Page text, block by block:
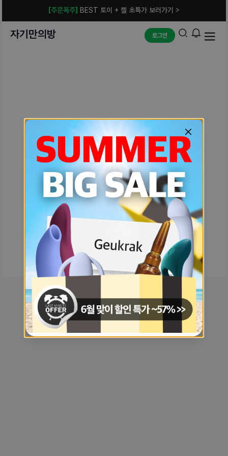
[주문폭주] BEST 토이 + 젤 초특가 보러가기 >
자기만의방 로그인
예상치 못한 에러입니다.